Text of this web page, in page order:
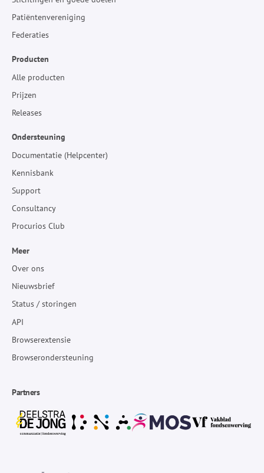
Patiëntenvereniging
Federaties
Producten
Alle producten
Prijzen
Releases
Ondersteuning
Documentatie (Helpcenter)
Kennisbank
Support
Consultancy
Procurios Club
Meer
Over ons
Nieuwsbrief
Status / storingen
API
Browserextensie
Browserondersteuning
Partners